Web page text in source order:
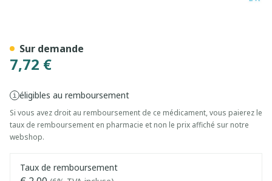
7,72 €
éligibles au remboursement
Si vous avez droit au remboursement de ce médicament, vous paierez le
taux de remboursement en pharmacie et non le prix affiché sur notre
webshop.
Taux de remboursement
Sur demande